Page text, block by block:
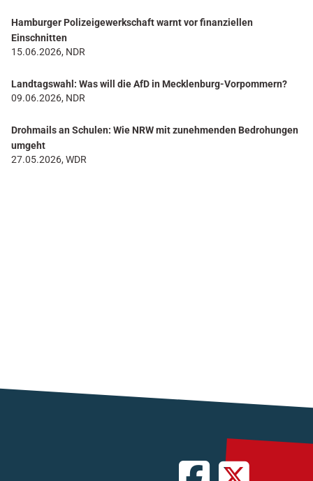
Hamburger Polizeigewerkschaft warnt vor finanziellen
Einschnitten
15.06.2026, NDR
Landtagswahl: Was will die AfD in Mecklenburg-Vorpommern?
09.06.2026, NDR
Drohmails an Schulen: Wie NRW mit zunehmenden Bedrohungen
umgeht
27.05.2026, WDR